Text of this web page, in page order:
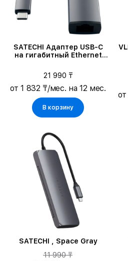
SATECHI Адаптер USB-C
на гигабитный Ethernet
21 990 ₸
от 1 832 ₸/мес. на 12 мес.
В корзину
SATECHI , Space Gray
11 990 ₸